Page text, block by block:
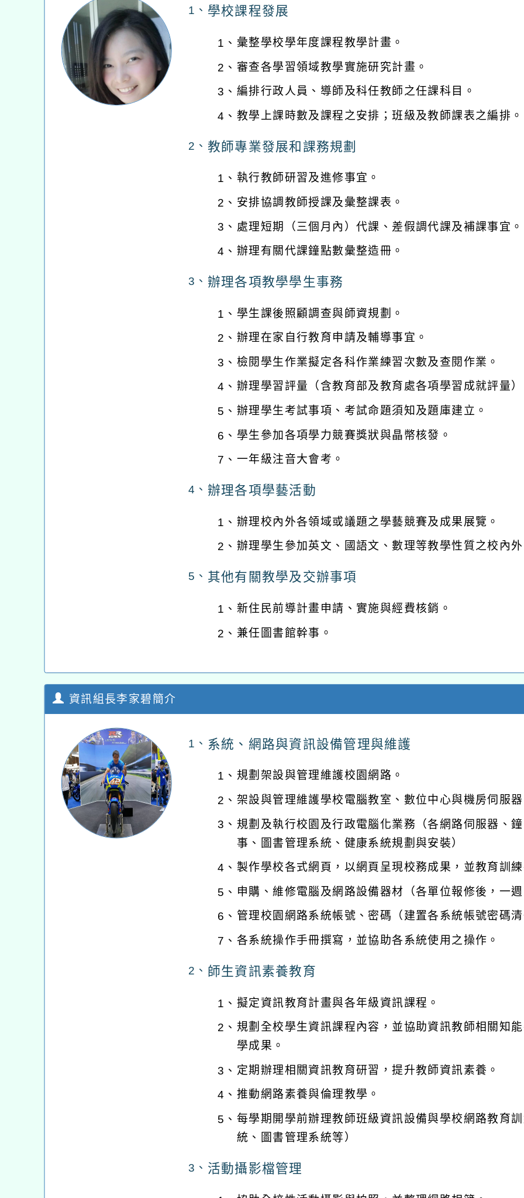
1、 學校課程發展
1、 彙整學校學年度課程教學計畫。
2、 審查各學習領域教學實施研究計畫。
3、 編排行政人員、導師及科任教師之任課科目。
4、 教學上課時數及課程之安排；班級及教師課表之編排。
2、 教師專業發展和課務規劃
1、 執行教師研習及進修事宜。
2、 安排協調教師授課及彙整課表。
3、 處理短期（三個月內）代課、差假調代課及補課事宜。
4、 辦理有關代課鐘點數彙整造冊。
3、 辦理各項教學學生事務
1、 學生課後照顧調查與師資規劃。
2、 辦理在家自行教育申請及輔導事宜。
3、 檢閱學生作業擬定各科作業練習次數及查閱作業。
4、 辦理學習評量（含教育部及教育處各項學習成就評量
5、 辦理學生考試事項、考試命題須知及題庫建立。
6、 學生參加各項學力競賽獎狀與晶幣核發。
7、 一年級注音大會考。
4、 辦理各項學藝活動
1、 辦理校內外各領域或議題之學藝競賽及成果展覽。
2、 辦理學生參加英文、國語文、數理等教學性質之校內
5、 其他有關教學及交辦事項
1、 新住民前導計畫申請、實施與經費核銷。
2、 兼任圖書館幹事。
資訊組長李家碧簡介
1、 系統、網路與資訊設備管理與維護
1、 規劃架設與管理維護校園網路。
2、 架設與管理維護學校電腦教室、數位中心與機房伺服器
3、 規劃及執行校園及行政電腦化業務（各網路伺服器、
事、圖書管理系統、健康系統規劃與安裝）
4、 製作學校各式網頁，以網頁呈現校務成果，並教育訓
5、 申購、維修電腦及網路設備器材（各單位報修後，一
6、 管理校園網路系統帳號、密碼（建置各系統帳號密碼
7、 各系統操作手冊撰寫，並協助各系統使用之操作。
2、 師生資訊素養教育
1、 擬定資訊教育計畫與各年級資訊課程。
2、 規劃全校學生資訊課程內容，並協助資訊教師相關知
學成果。
3、 定期辦理相關資訊教育研習，提升教師資訊素養。
4、 推動網路素養與倫理教學。
5、 每學期開學前辦理教師班級資訊設備與學校網路教育
統、圖書管理系統等）
3、 活動攝影檔管理